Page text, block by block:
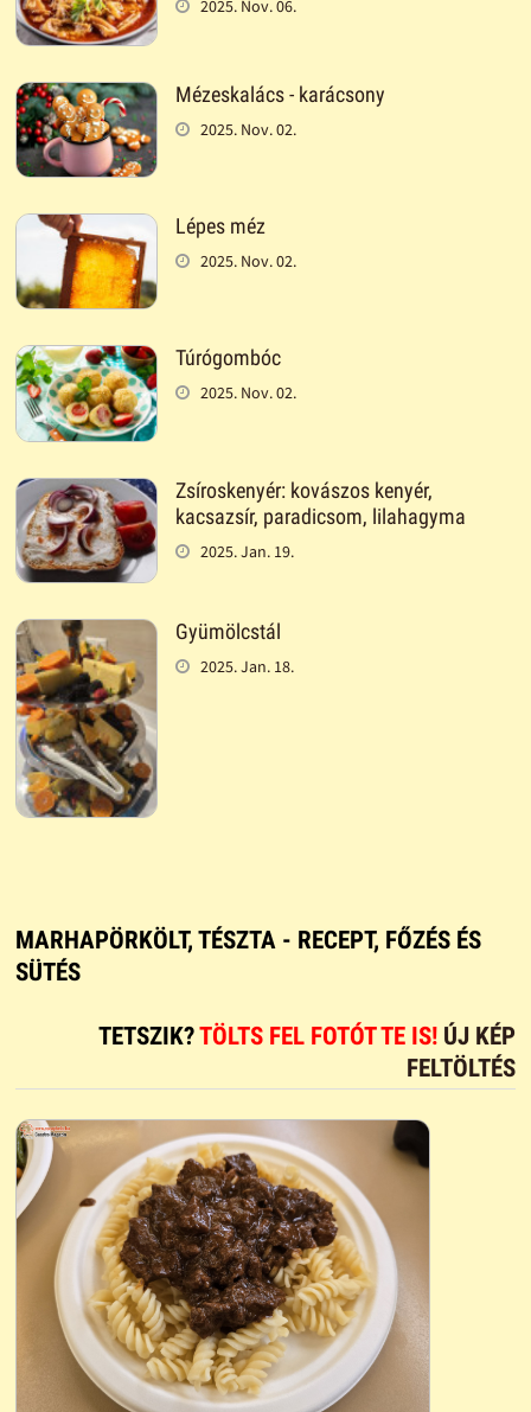
2025. Nov. 06.
Mézeskalács - karácsony
2025. Nov. 02.
Lépes méz
2025. Nov. 02.
Túrógombóc
2025. Nov. 02.
Zsíroskenyér: kovászos kenyér,
kacsazsír, paradicsom, lilahagyma
2025. Jan. 19.
Gyümölcstál
2025. Jan. 18.
MARHAPÖRKÖLT, TÉSZTA - RECEPT, FŐZÉS ÉS
SÜTÉS
TETSZIK?TÖLTS FEL FOTÓT TE IS! ÚJ KÉP
FELTÖLTÉS